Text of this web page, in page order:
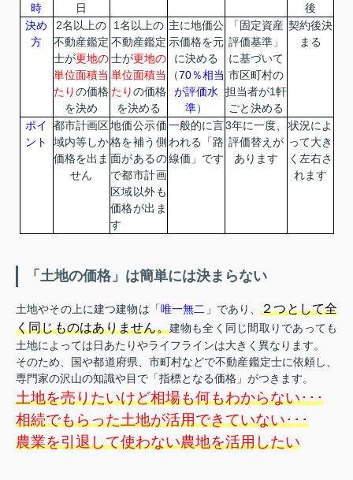
時
日
後
決め
方
2名以上の
不動産鑑定
士が更地の
単位面積当
たりの価格
を決め
1名以上の
不動産鑑定
士が更地の
単位面積当
たりの価格
を決める
主に地価公
示価格を元
に決める
（70％相当
が評価水
準）
「固定資産
評価基準」
に基づいて
市区町村の
担当者が1軒
ごと決める
契約後決
まる
ポイ
ント
都市計画区
域内等しか
価格を出ま
せん
地価公示価
格を補う側
面があるの
で都市計画
区域以外も
価格が出ま
す
一般的に言
われる「路
線価」です
3年に一度、
評価替えが
あります
状況によ
って大き
く左右さ
れます
「土地の価格」は簡単には決まらない
土地やその上に建つ建物は 「唯一無二」 であり、２つとして全
く同じものはありません。建物も全く同じ間取りであっても
土地によっては日あたりやライフラインは大きく異なります。
そのため、国や都道府県、市町村などで不動産鑑定士に依頼し、
専門家の沢山の知識や目で「指標となる価格」がつきます。
土地を売りたいけど相場も何もわからない･･･
相続でもらった土地が活用できていない･･･
農業を引退して使わない農地を活用したい